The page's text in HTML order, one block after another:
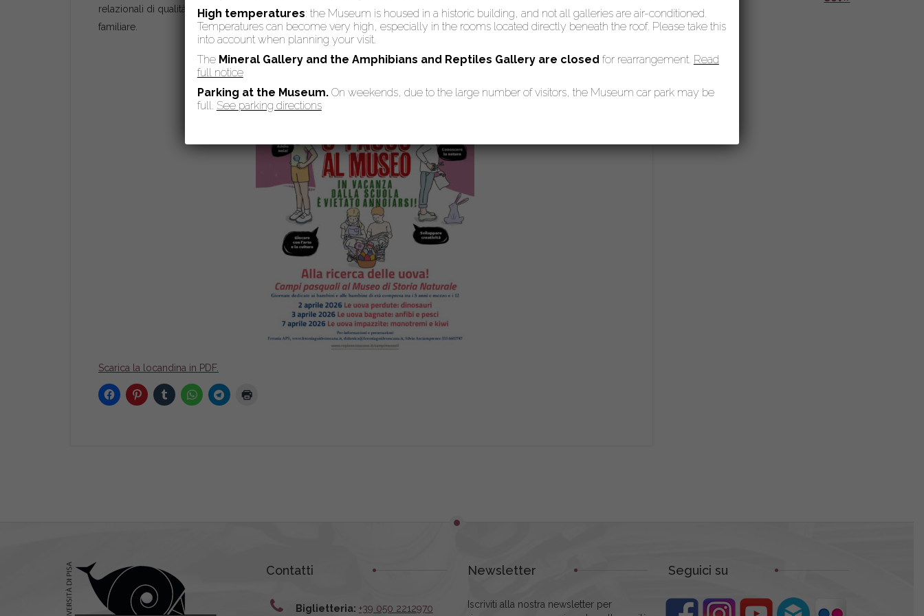
relazionali di qualità a bambini e ragazzi, con particolare attenzione alle situazioni di fragilità sociale, economica o
familiare.
Scarica la locandina in PDF.
Contatti
Biglietteria: +39 050 2212970
Newsletter
Iscriviti alla nostra newsletter per
Seguici su
High temperatures: the Museum is housed in a historic building, and not all galleries are air-conditioned.
Temperatures can become very high, especially in the rooms located directly beneath the roof. Please take this
into account when planning your visit.
The Mineral Gallery and the Amphibians and Reptiles Gallery are closed for rearrangement. Read
full notice
Parking at the Museum.On weekends, due to the large number of visitors, the Museum car park may be
full. See parking directions